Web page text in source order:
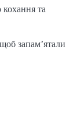
кохання та
запам’ятали